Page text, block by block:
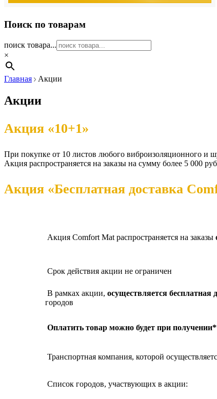
Поиск по товарам
поиск товара...
×
Главная Акции
Акции
Акция «10+1»
При покупке от 10 листов любого виброизоляционного и
Акция распространяется на заказы на сумму более 5 000
Акция «Бесплатная доставка
Акция Comfort Mat распространяется на заказы
Срок действия акции не ограничен
В рамках акции, осуществляется
городов
Оплатить товар можно будет при
Транспортная компания, которой
Список городов, участвующих в акции: